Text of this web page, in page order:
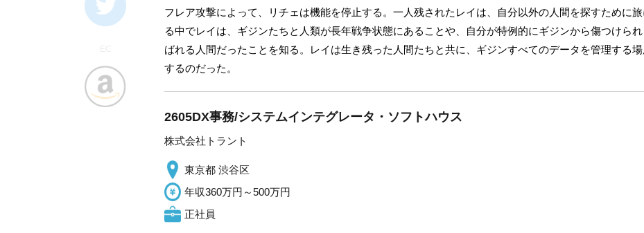
フレア攻撃によって、リチェは機能を停止する。一人残されたレイは、自分以外の人間を探すために
る中でレイは、ギジンたちと人類が長年戦争状態にあることや、自分が特例的にギジンから傷つけら
ばれる人間だったことを知る。レイは生き残った人間たちと共に、ギジンすべてのデータを管理する
するのだった。
2605DX事務/システムインテグレータ・ソフトハウス
株式会社トラント
東京都 渋谷区
年収360万円～500万円
正社員